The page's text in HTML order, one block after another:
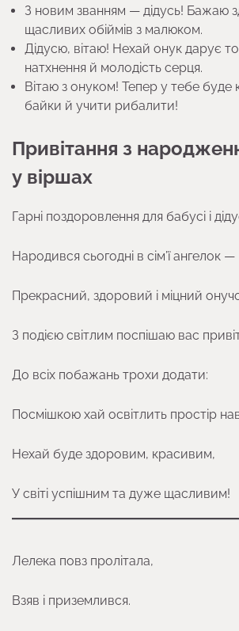
З новим званням — дідусь! Бажаю
щасливих обіймів з малюком.
Дідусю, вітаю! Нехай онук дарує
натхнення й молодість серця.
Вітаю з онуком! Тепер у тебе буде
байки й учити рибалити!
Привітання з
у віршах
Гарні поздоровлення для бабусі і
Народився сьогодні в сім’ї ангелок —
Прекрасний, здоровий і міцний
З подією світлим поспішаю вас
До всіх побажань трохи додати:
Посмішкою хай освітлить простір
Нехай буде здоровим, красивим,
У світі успішним та дуже щасливим!
Лелека повз пролітала,
Взяв і приземлився.